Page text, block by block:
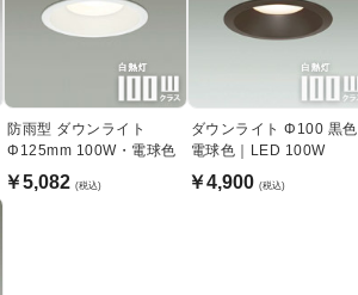
防雨型 ダウンライト
Φ125mm 100W・電球色
￥5,082 (税込)
ダウンライト Φ100 黒色
電球色｜LED 100W
￥4,900 (税込)